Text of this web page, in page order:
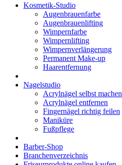
Kosmetik-Studio
Augenbrauenfarbe
Augenbrauenlifting
Wimpernfarbe
Wimpernlifting
Wimpernverlängerung
Permanent Make-up
Haarentfernung
Nagelstudio
Acrylnägel selbst machen
Acrylnägel entfernen
Fingernägel richtig feilen
Maniküre
Fußpflege
Barber-Shop
Branchenverzeichnis